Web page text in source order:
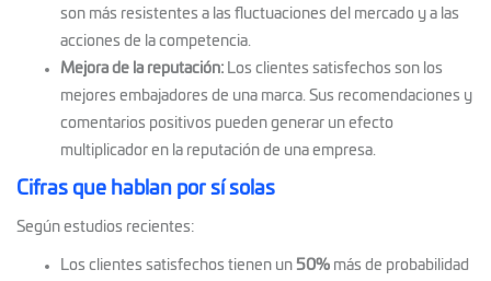
son más resistentes a las fluctuaciones del mercado y a las
acciones de la competencia.
Mejora de la reputación: Los clientes satisfechos son los
mejores embajadores de una marca. Sus recomendaciones y
comentarios positivos pueden generar un efecto
multiplicador en la reputación de una empresa.
Cifras que hablan por sí solas
Según estudios recientes:
Los clientes satisfechos tienen un 50% más de probabilidad